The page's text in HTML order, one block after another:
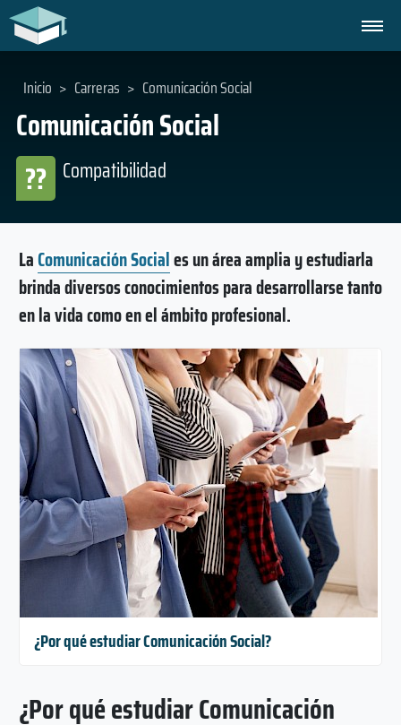
Comunicación Social
Compatibilidad
??
Inicio > Carreras > Comunicación Social
LaComunicación Sociales un área amplia y estudiarla
brinda diversos conocimientos para desarrollarse tanto
en la vida como en el ámbito profesional.
¿Por qué estudiar Comunicación Social?
¿Por qué estudiar Comunicación